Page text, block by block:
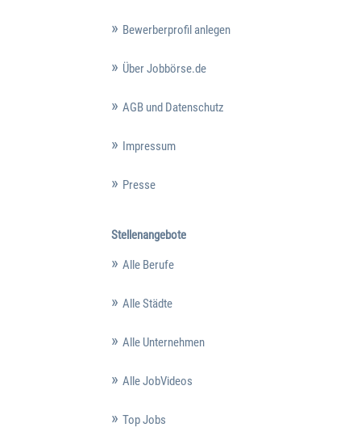
Bewerberprofil anlegen
Über Jobbörse.de
AGB und Datenschutz
Impressum
Presse
Stellenangebote
Alle Berufe
Alle Städte
Alle Unternehmen
Alle JobVideos
Top Jobs